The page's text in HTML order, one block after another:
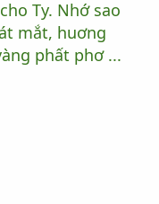
Ty. Nhớ sao
mắt, huơng
phất phơ ...